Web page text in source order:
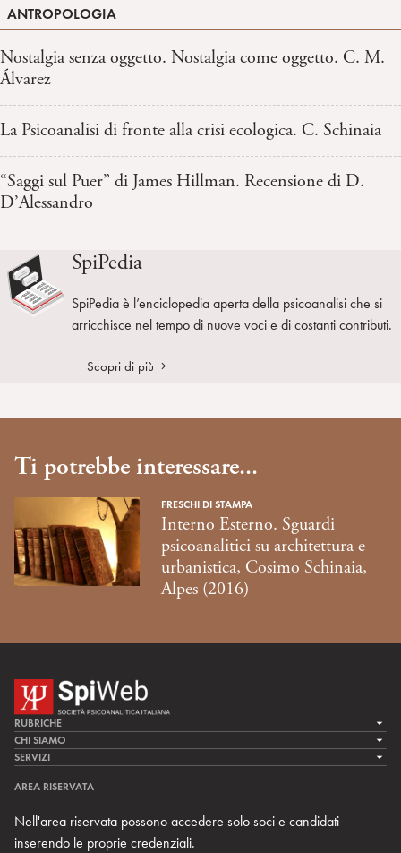
ANTROPOLOGIA
Nostalgia senza oggetto. Nostalgia come oggetto. C. M.
Álvarez
La Psicoanalisi di fronte alla crisi ecologica. C. Schinaia
“Saggi sul Puer” di James Hillman. Recensione di D.
D’Alessandro
SpiPedia
SpiPedia è l’enciclopedia aperta della psicoanalisi che si
arricchisce nel tempo di nuove voci e di costanti contributi.
Scopri di più
Ti potrebbe interessare...
FRESCHI DI STAMPA
Interno Esterno. Sguardi
psicoanalitici su architettura e
urbanistica, Cosimo Schinaia,
Alpes (2016)
RUBRICHE
LA CURA
LA RICERCA
MULTIMEDIA
CHI SIAMO
LA SPI
TEAM DI SPIWEB
CONTATTI
RIVISTE
SERVIZI
ARCHIVIO STORICO
AREA RISERVATA
Nell'area riservata possono accedere solo soci e candidati
inserendo le proprie credenziali.